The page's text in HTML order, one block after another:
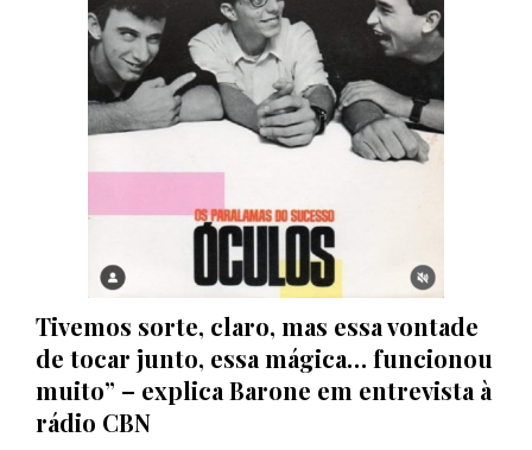
Tivemos sorte, claro, mas essa vontade
de tocar junto, essa mágica… funcionou
muito” – explica Barone em entrevista à
rádio CBN